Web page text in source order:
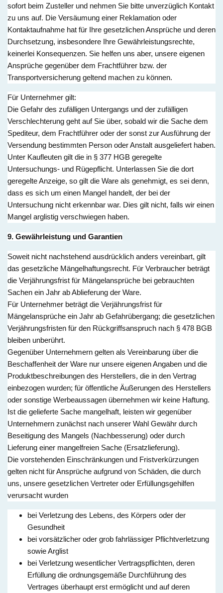
sofort beim Zusteller und nehmen Sie bitte unverzüglich Kontakt
zu uns auf. Die Versäumung einer Reklamation oder
Kontaktaufnahme hat für Ihre gesetzlichen Ansprüche und deren
Durchsetzung, insbesondere Ihre Gewährleistungsrechte,
keinerlei Konsequenzen. Sie helfen uns aber, unsere eigenen
Ansprüche gegenüber dem Frachtführer bzw. der
Transportversicherung geltend machen zu können.
Für Unternehmer gilt:
Die Gefahr des zufälligen Untergangs und der zufälligen
Verschlechterung geht auf Sie über, sobald wir die Sache dem
Spediteur, dem Frachtführer oder der sonst zur Ausführung der
Versendung bestimmten Person oder Anstalt ausgeliefert haben.
Unter Kaufleuten gilt die in § 377 HGB geregelte
Untersuchungs- und Rügepflicht. Unterlassen Sie die dort
geregelte Anzeige, so gilt die Ware als genehmigt, es sei denn,
dass es sich um einen Mangel handelt, der bei der
Untersuchung nicht erkennbar war. Dies gilt nicht, falls wir einen
Mangel arglistig verschwiegen haben.
9. Gewährleistung und Garantien
Soweit nicht nachstehend ausdrücklich anders vereinbart, gilt
das gesetzliche Mängelhaftungsrecht. Für Verbraucher beträgt
die Verjährungsfrist für Mängelansprüche bei gebrauchten
Sachen ein Jahr ab Ablieferung der Ware.
Für Unternehmer beträgt die Verjährungsfrist für
Mängelansprüche ein Jahr ab Gefahrübergang; die gesetzlichen
Verjährungsfristen für den Rückgriffsanspruch nach § 478 BGB
bleiben unberührt.
Gegenüber Unternehmern gelten als Vereinbarung über die
Beschaffenheit der Ware nur unsere eigenen Angaben und die
Produktbeschreibungen des Herstellers, die in den Vertrag
einbezogen wurden; für öffentliche Äußerungen des Herstellers
oder sonstige Werbeaussagen übernehmen wir keine Haftung.
Ist die gelieferte Sache mangelhaft, leisten wir gegenüber
Unternehmern zunächst nach unserer Wahl Gewähr durch
Beseitigung des Mangels (Nachbesserung) oder durch
Lieferung einer mangelfreien Sache (Ersatzlieferung).
Die vorstehenden Einschränkungen und Fristverkürzungen
gelten nicht für Ansprüche aufgrund von Schäden, die durch
uns, unsere gesetzlichen Vertreter oder Erfüllungsgehilfen
verursacht wurden
bei Verletzung des Lebens, des Körpers oder der
Gesundheit
bei vorsätzlicher oder grob fahrlässiger Pflichtverletzung
sowie Arglist
bei Verletzung wesentlicher Vertragspflichten, deren
Erfüllung die ordnungsgemäße Durchführung des
Vertrages überhaupt erst ermöglicht und auf deren